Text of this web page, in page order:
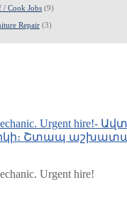
/ Cook Jobs (9)
Repair (3)
Mechanic. Urgent
Շտապ
Urgent hire!